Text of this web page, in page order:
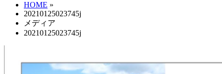
HOME »
20210125023745j
メディア
20210125023745j